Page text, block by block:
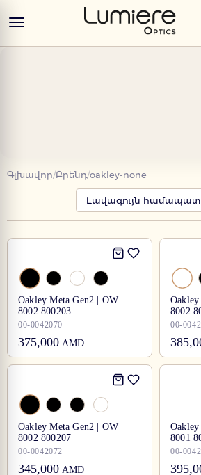
Գլխավոր/Բրենդ/oakley-none
Oakley Meta Gen2 | OW
8002 800203
00-0042070
375,000 AMD
8002
00-
Oakley Meta Gen2 | OW
8002 800207
00-0042072
345,000 AMD
8001
00-